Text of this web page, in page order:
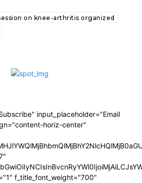
on knee-arthritis organized
input_placeholder="Email
horiz-center"
f_title_font_weight="700"